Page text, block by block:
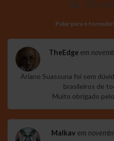
13
Pular para o
TheEdgeem
Ariano Suassuna foi sem
brasileiros de
Muito obrigado
Malkav em